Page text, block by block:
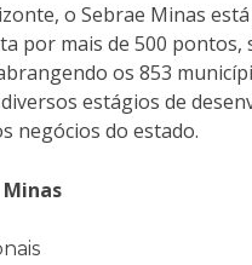
o Sebrae Minas
por mais de 500
os 853
estágios de
negócios do estado.